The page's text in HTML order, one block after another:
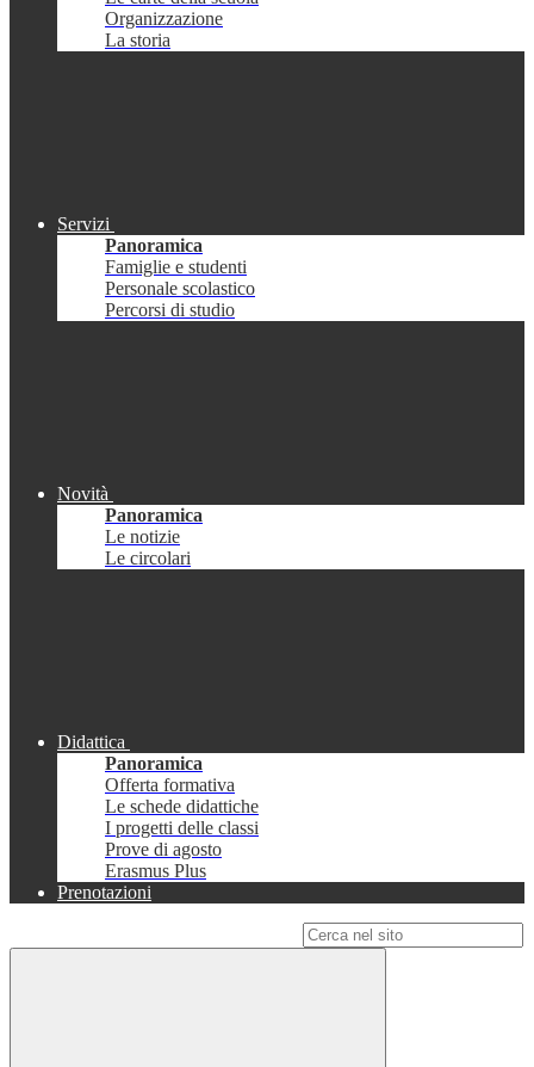
Organizzazione
La storia
Servizi
Panoramica
Famiglie e studenti
Personale scolastico
Percorsi di studio
Novità
Panoramica
Le notizie
Le circolari
Didattica
Panoramica
Offerta formativa
Le schede didattiche
I progetti delle classi
Prove di agosto
Erasmus Plus
Prenotazioni